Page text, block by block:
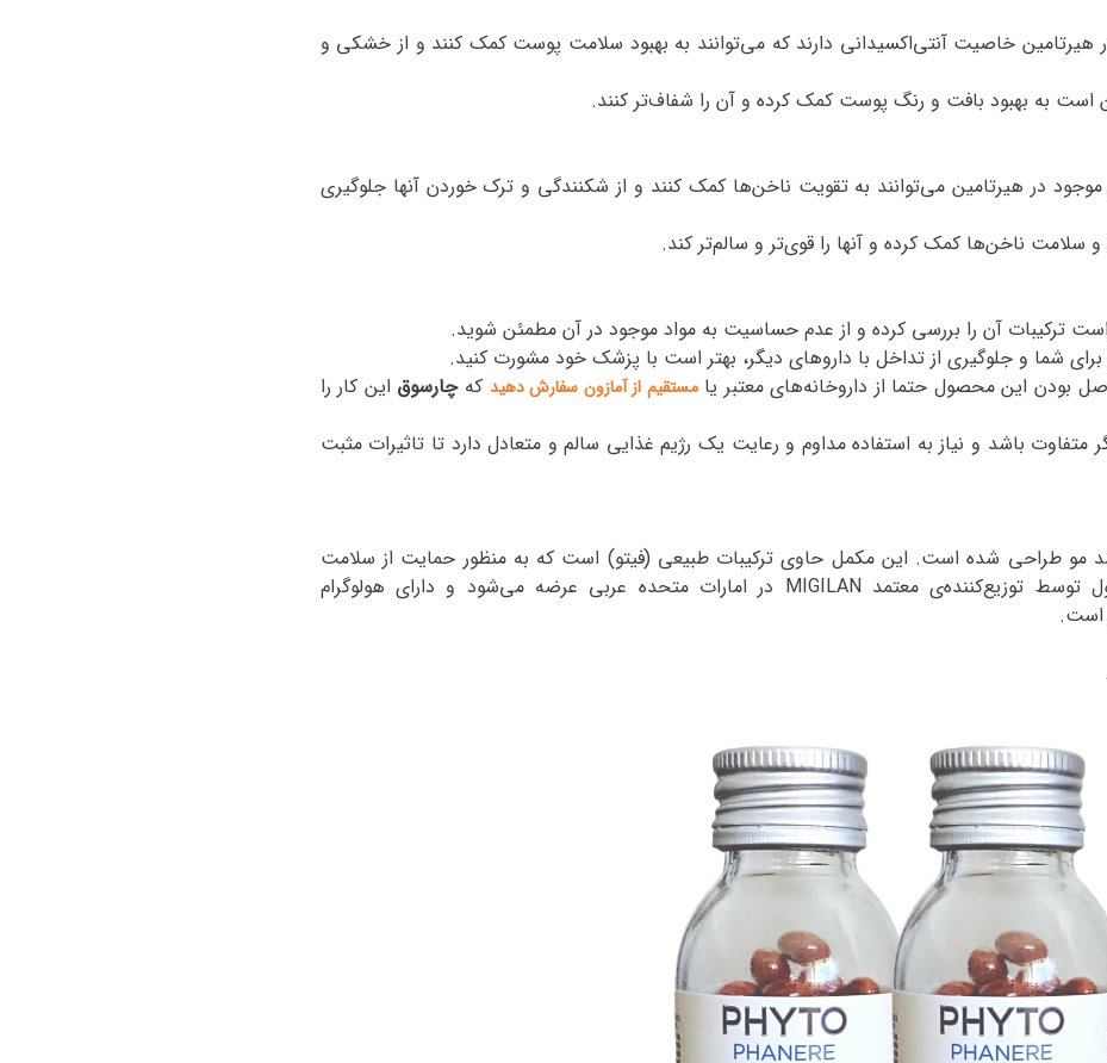
هیرتامین خاصیت آنتی‌اکسیدانی دارند که می‌توانند به بهبود سلامت پوست کمک کنند و از خشکی و
به بهبود بافت و رنگ پوست کمک کرده و آن را شفاف‌تر کنند.
در هیرتامین می‌توانند به تقویت ناخن‌ها کمک کنند و از شکنندگی و ترک خوردن آنها جلوگیری
ناخن‌ها کمک کرده و آنها را قوی‌تر و سالم‌تر کند.
ترکیبات آن را بررسی کرده و از عدم حساسیت به مواد موجود در آن مطمئن شوید.
شما و جلوگیری از تداخل با داروهای دیگر، بهتر است با پزشک خود مشورت کنید.
اصل بودن این محصول حتما از داروخانه‌های معتبر یامستقیم از آمازون سفارش دهید که چارسوق این کار را
باشد و نیاز به استفاده مداوم و رعایت یک رژیم غذایی سالم و متعادل دارد تا تاثیرات مثبت
طراحی شده است. این مکمل حاوی ترکیبات طبیعی (فیتو) است که به منظور حمایت از سلامت
توزیع‌کننده‌ی معتمد MIGILAN در امارات متحده عربی عرضه می‌شود و دارای هولوگرام
است.
.